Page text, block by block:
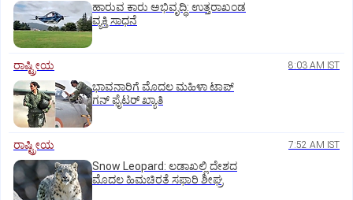
ಹಾರುವ ಕಾರು ಅಭಿವೃದ್ಧಿ: ಉತ್ತರಾಖಂಡ
ವ್ಯಕ್ತಿ ಸಾಧನೆ
ರಾಷ್ಟ್ರೀಯ 8:03 AM IST
ಭಾವನಾರಿಗೆ ಮೊದಲ ಮಹಿಳಾ ಟಾಪ್‌
ಗನ್‌ ಫೈಟರ್‌ ಖ್ಯಾತಿ
ರಾಷ್ಟ್ರೀಯ 7:52 AM IST
Snow Leopard: ಲಡಾಖಲ್ಲಿ ದೇಶದ
ಮೊದಲ ಹಿಮಚಿರತೆ ಸಫಾರಿ ಶೀಘ್ರ